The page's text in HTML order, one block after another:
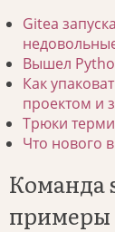
Gitea
Вышел
Как
проектом и
Трюки
Что нового
Команда
примеры